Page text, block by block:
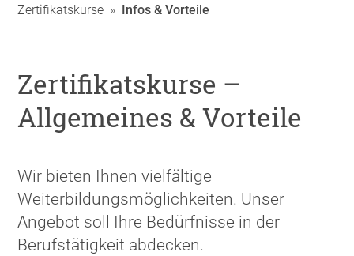
Zertifikatskurse » Infos & Vorteile
Zertifikatskurse –
Allgemeines & Vorteile
Wir bieten Ihnen vielfältige
Weiterbildungsmöglichkeiten. Unser
Angebot soll Ihre Bedürfnisse in der
Berufstätigkeit abdecken.